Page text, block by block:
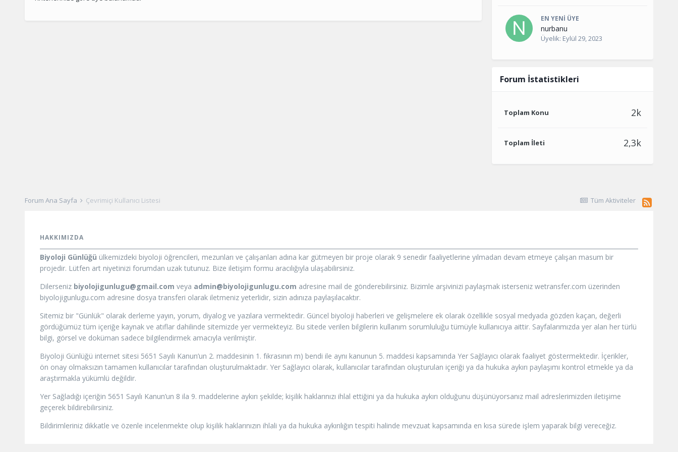
EN YENI ÜYE
nurbanu
Üyelik: Eylül 29, 2023
Forum İstatistikleri
Toplam Konu 2k
Toplam İleti 2,3k
Tüm Aktiviteler
Forum Ana Sayfa Çevrimiçi Kullanıcı Listesi
HAKKIMIZDA
Biyoloji Günlüğü ülkemizdeki biyoloji öğrencileri, mezunları ve çalışanları adına kar gütmeyen bir proje olarak 9 senedir faaliyetlerine yılmadan devam etmeye çalışan masum bir
projedir. Lütfen art niyetinizi forumdan uzak tutunuz. Bize iletişim formu aracılığıyla ulaşabilirsiniz.
Dilerseniz biyolojigunlugu@gmail.com veya admin@biyolojigunlugu.com adresine mail de gönderebilirsiniz. Bizimle arşivinizi paylaşmak isterseniz wetransfer.com üzerinden
biyolojigunlugu.com adresine dosya transferi olarak iletmeniz yeterlidir, sizin adınıza paylaşılacaktır.
Sitemiz bir "Günlük" olarak derleme yayın, yorum, diyalog ve yazılara vermektedir. Güncel biyoloji haberleri ve gelişmelere ek olarak özellikle sosyal medyada gözden kaçan, değerli
gördüğümüz tüm içeriğe kaynak ve atıflar dahilinde sitemizde yer vermekteyiz. Bu sitede verilen bilgilerin kullanım sorumluluğu tümüyle kullanıcıya aittir. Sayfalarımızda yer alan her türlü
bilgi, görsel ve doküman sadece bilgilendirmek amacıyla verilmiştir.
Biyoloji Günlüğü internet sitesi 5651 Sayılı Kanun’un 2. maddesinin 1. fıkrasının m) bendi ile aynı kanunun 5. maddesi kapsamında Yer Sağlayıcı olarak faaliyet göstermektedir. İçerikler,
ön onay olmaksızın tamamen kullanıcılar tarafından oluşturulmaktadır. Yer Sağlayıcı olarak, kullanıcılar tarafından oluşturulan içeriği ya da hukuka aykırı paylaşımı kontrol etmekle ya da
araştırmakla yükümlü değildir.
Yer Sağladığı içeriğin 5651 Sayılı Kanun’un 8 ila 9. maddelerine aykırı şekilde; kişilik haklarınızı ihlal ettiğini ya da hukuka aykırı olduğunu düşünüyorsanız mail adreslerimizden iletişime
geçerek bildirebilirsiniz.
Bildirimleriniz dikkatle ve özenle incelenmekte olup kişilik haklarınızın ihlali ya da hukuka aykırılığın tespiti halinde mevzuat kapsamında en kısa sürede işlem yaparak bilgi vereceğiz.